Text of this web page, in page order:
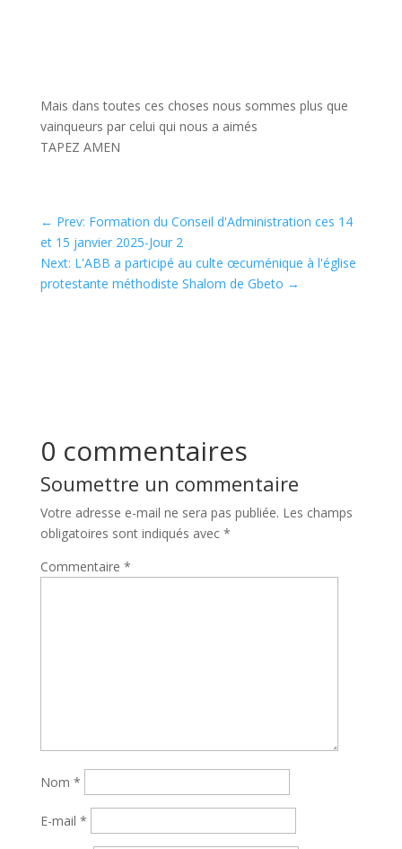
Mais dans toutes ces choses nous sommes plus que
vainqueurs par celui qui nous a aimés
TAPEZ AMEN
← Prev: Formation du Conseil d'Administration ces 14
et 15 janvier 2025-Jour 2
Next: L'ABB a participé au culte œcuménique à l'église
protestante méthodiste Shalom de Gbeto →
0 commentaires
Soumettre un commentaire
Votre adresse e-mail ne sera pas publiée. Les champs
obligatoires sont indiqués avec *
Commentaire *
Nom *
E-mail *